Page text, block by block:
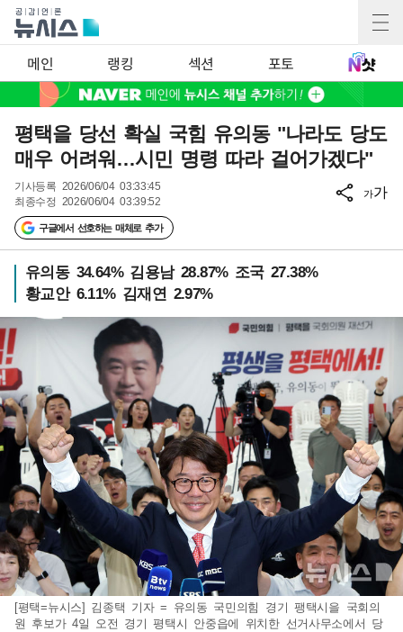
메인 랭킹 섹션 포토
평택을 당선 확실 국힘 유의동 "나라도 당도
매우 어려워…시민 명령 따라 걸어가겠다"
기사등록 2026/06/04 03:33:45
최종수정 2026/06/04 03:39:52
구글에서 선호하는 매체로 추가
가가
유의동 34.64% 김용남 28.87% 조국 27.38%
황교안 6.11% 김재연 2.97%
[평택=뉴시스] 김종택 기자 = 유의동 국민의힘 경기 팽택시을 국회의
원 후보가 4일 오전 경기 평택시 안중읍에 위치한 선거사무소에서 당